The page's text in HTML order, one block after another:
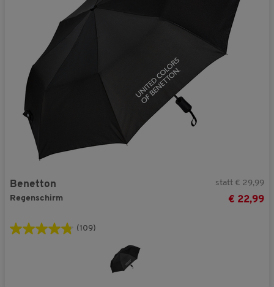
Benetton
Regenschirm
statt € 29,99
€ 22,99
(109)